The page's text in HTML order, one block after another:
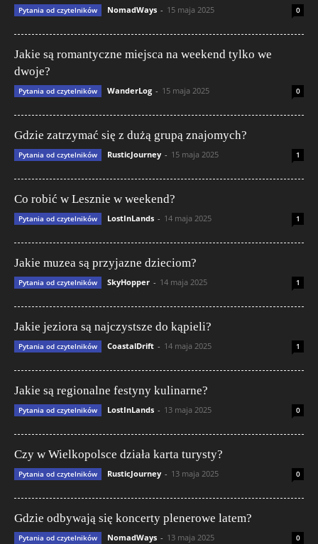
Pytania od czytelników NomadWays - 15 maja 2025 0
Jakie są romantyczne miejsca na weekend tylko we
dwoje?
Pytania od czytelników WanderLog - 15 maja 2025 0
Gdzie zatrzymać się z dużą grupą znajomych?
Pytania od czytelników RusticJourney - 15 maja 2025 1
Co robić w Lesznie w weekend?
Pytania od czytelników LostInLands - 14 maja 2025 1
Jakie muzea są przyjazne dzieciom?
Pytania od czytelników SkyHopper - 14 maja 2025 1
Jakie jeziora są najczystsze do kąpieli?
Pytania od czytelników CoastalDrift - 14 maja 2025 1
Jakie są regionalne festyny kulinarne?
Pytania od czytelników LostInLands - 13 maja 2025 0
Czy w Wielkopolsce działa karta turysty?
Pytania od czytelników RusticJourney - 13 maja 2025 0
Gdzie odbywają się koncerty plenerowe latem?
Pytania od czytelników NomadWays - 13 maja 2025 0